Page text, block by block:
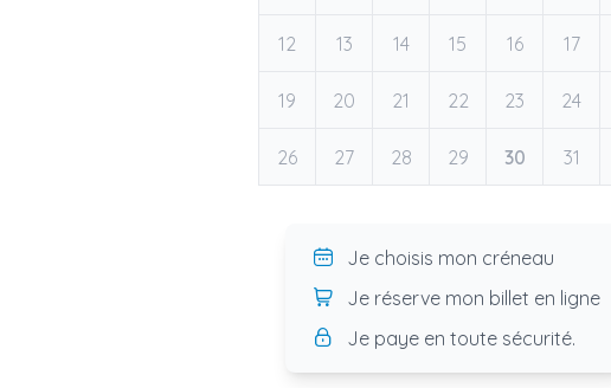
12 13 14 15 16 17
19 20 21 22 23 24
26 27 28 29 30 31
Je choisis mon créneau
Je réserve mon billet en ligne
Je paye en toute sécurité.